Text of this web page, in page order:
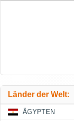
Länder der Welt:
ÄGYPTEN